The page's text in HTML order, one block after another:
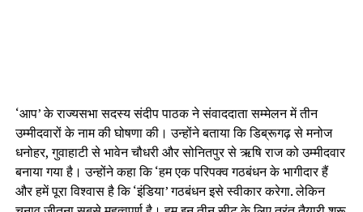
‘आप’ के राज्यसभा सदस्य संदीप पाठक ने संवाददाता सम्मेलन में तीन
उम्मीदवारों के नाम की घोषणा की। उन्होंने बताया कि डिब्रूगढ़ से मनोज
धनोहर, गुवाहाटी से भावेन चौधरी और सोनितपुर से ऋषि राज को उम्मीदवार
बनाया गया है। उन्होंने कहा कि ‘हम एक परिपक्व गठबंधन के भागीदार हैं
और हमें पूरा विश्वास है कि ‘इंडिया’ गठबंधन इसे स्वीकार करेगा. लेकिन